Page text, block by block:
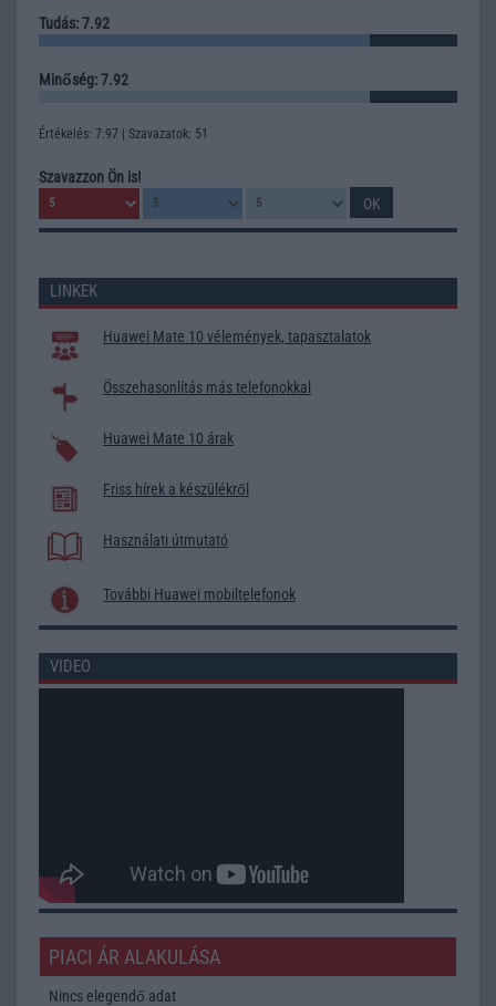
Tudás: 7.92
Minőség: 7.92
Értékelés: 7.97 | Szavazatok: 51
Szavazzon Ön is!
LINKEK
Huawei Mate 10 vélemények, tapasztalatok
Összehasonlítás más telefonokkal
Huawei Mate 10 árak
Friss hírek a készülékről
Használati útmutató
További Huawei mobiltelefonok
VIDEO
PIACI ÁR ALAKULÁSA
Nincs elegendő adat